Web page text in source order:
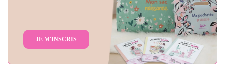
JE M'INSCRIS